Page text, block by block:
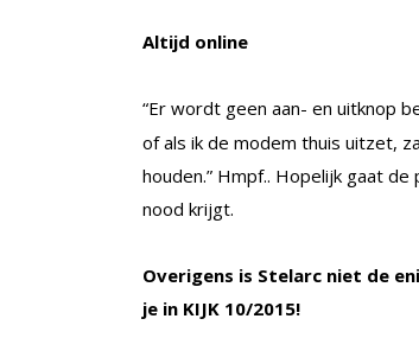
Altijd online
“Er wordt geen aan- en uitknop
of als ik de modem thuis uitzet,
houden.” Hmpf.. Hopelijk gaat
nood krijgt.
Overigens is Stelarc niet de
je in KIJK 10/2015!